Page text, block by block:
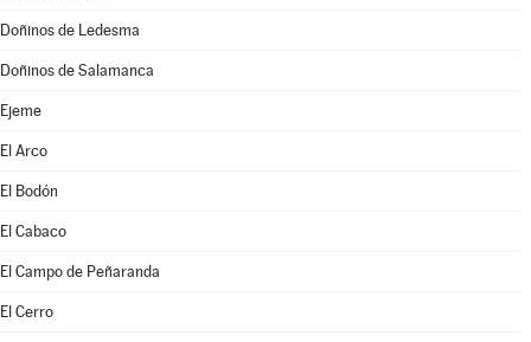
Doñinos de Ledesma
Doñinos de Salamanca
Ejeme
El Arco
El Bodón
El Cabaco
El Campo de Peñaranda
El Cerro